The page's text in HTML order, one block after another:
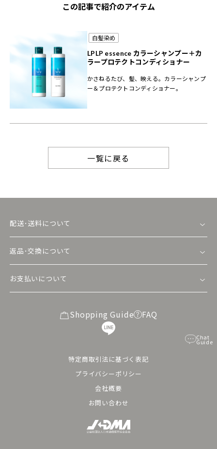
Chat
Guide
この記事で紹介のアイテム
白髪染め
LPLP essence カラーシャンプー＋カ
ラープロテクトコンディショナー
かさねるたび、髪、映える。カラーシャンプ
ー＆プロテクトコンディショナー。
一覧に戻る
配送･送料について
返品･交換について
お支払いについて
Shopping Guide FAQ
特定商取引法に基づく表記
プライバシーポリシー
会社概要
お問い合わせ